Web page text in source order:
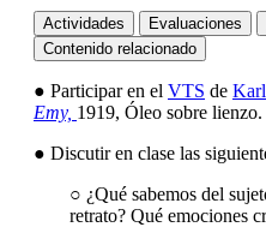
Actividades Evaluaciones
Contenido relacionado
● Participar en el VTS de
Emy, 1919, Óleo sobre lienzo.
● Discutir en clase las
○ ¿Qué sabemos del
retrato? Qué emociones